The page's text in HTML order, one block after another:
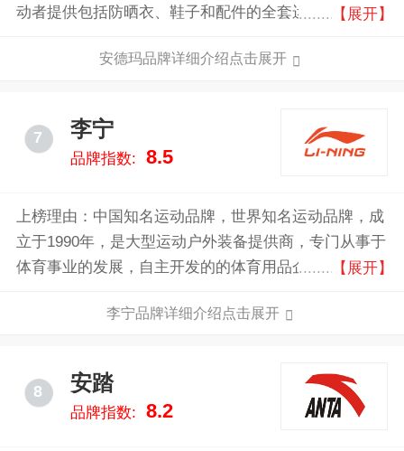
动者提供包括防晒衣、鞋子和配件的全套运动装备。全
来的深远影响。
【展开】
安德玛品牌详细介绍点击展开
7 李宁
品牌指数: 8.5
上榜理由：中国知名运动品牌，世界知名运动品牌，成
立于1990年，是大型运动户外装备提供商，专门从事于
体育事业的发展，自主开发的的体育用品企业，已逐步
包括运动休闲鞋类、服装、器材和配件产品。
【展开】
李宁品牌详细介绍点击展开
8 安踏
品牌指数: 8.2